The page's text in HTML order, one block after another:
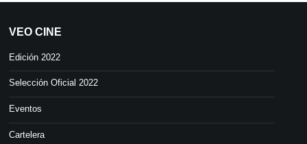
VEO CINE
Edición 2022
Selección Oficial 2022
Eventos
Cartelera